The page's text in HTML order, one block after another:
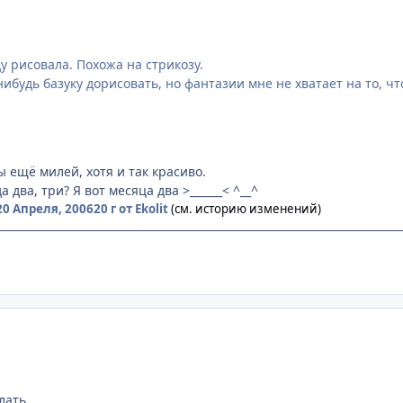
рисовала. Похожа на стрикозу.
базуку дорисовать, но фантазии мне не хватает на то,
милей, хотя и так красиво.
два, три? Я вот месяца два >______< ^__^
Апреля, 200620 гот Ekolit(см. историю изменений)